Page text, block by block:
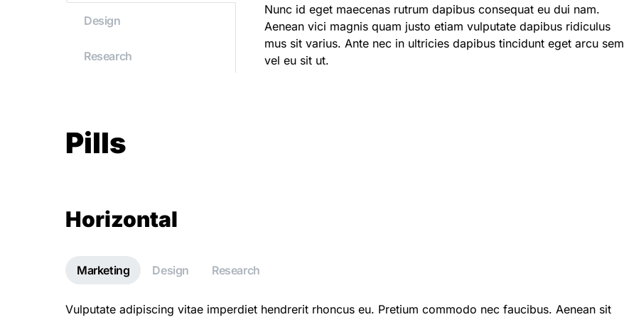
Design
Research
Nunc id eget maecenas rutrum dapibus consequat eu dui nam.
Aenean vici magnis quam justo etiam vulputate dapibus ridiculus
mus sit varius. Ante nec in ultricies dapibus tincidunt eget arcu sem
vel eu sit ut.
Pills
Horizontal
Marketing Design Research
Vulputate adipiscing vitae imperdiet hendrerit rhoncus eu. Pretium commodo nec faucibus. Aenean sit